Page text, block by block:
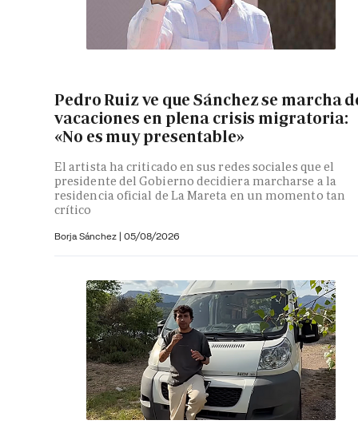
Pedro Ruiz ve que Sánchez se marcha
vacaciones en plena crisis migratoria:
«No es muy presentable»
El artista ha criticado en sus redes sociales que el
presidente del Gobierno decidiera marcharse a la
residencia oficial de La Mareta en un momento tan
crítico
Borja Sánchez | 05/08/2026